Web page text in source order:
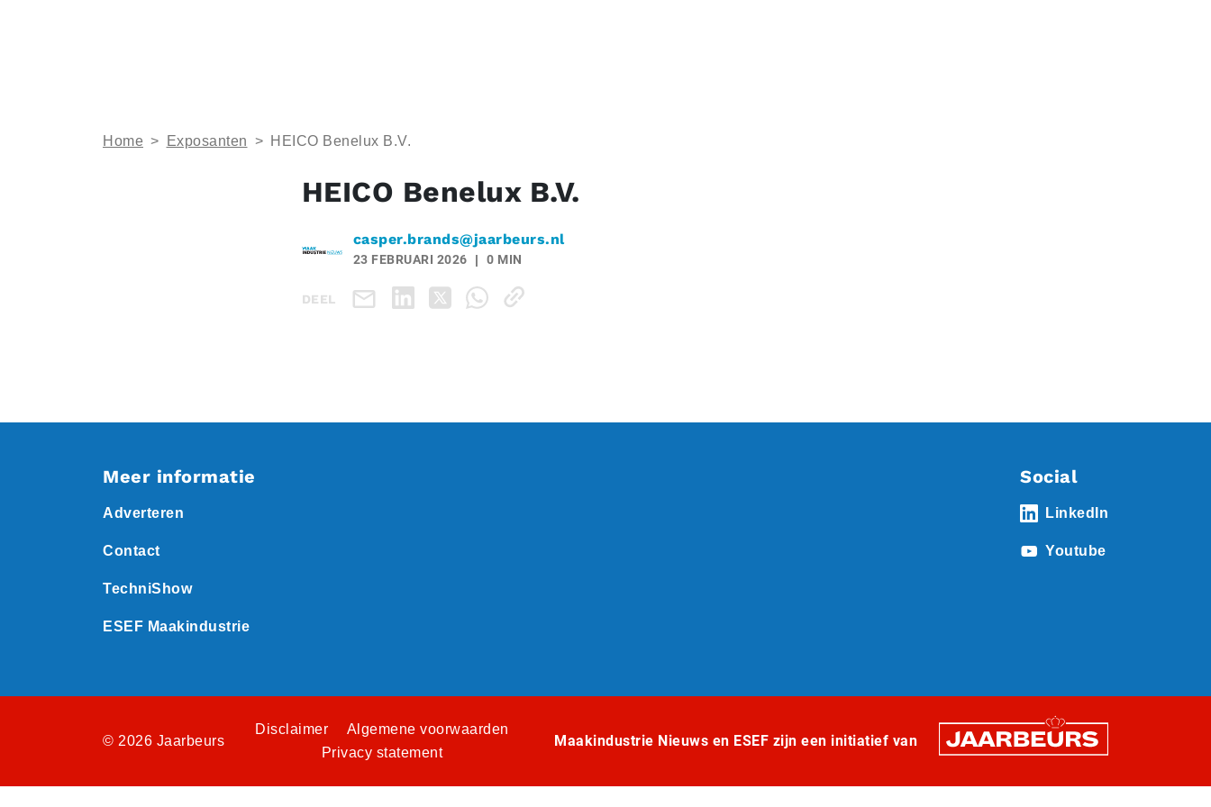
Home > Exposanten > HEICO Benelux B.V.
HEICO Benelux B.V.
casper.brands@jaarbeurs.nl
23 FEBRUARI 2026 0 MIN
DEEL
Meer informatie
Adverteren
Contact
TechniShow
ESEF Maakindustrie
Social
LinkedIn
Youtube
© 2026 Jaarbeurs
Disclaimer
Algemene voorwaarden
Privacy statement
Maakindustrie Nieuws en ESEF zijn een initiatief van